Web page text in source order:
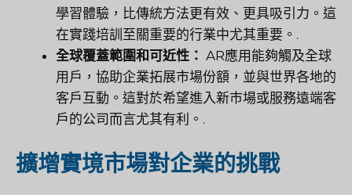
學習體驗，比傳統方法更有效、更具吸引力。這
在實踐培訓至關重要的行業中尤其重要。.
全球覆蓋範圍和可近性： AR應用能夠觸及全球
用戶，協助企業拓展市場份額，並與世界各地的
客戶互動。這對於希望進入新市場或服務遠端客
戶的公司而言尤其有利。.
擴增實境市場對企業的挑戰